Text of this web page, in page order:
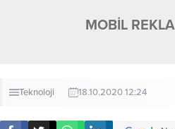
MOBİL
Teknoloji 18.10.2020 12:24